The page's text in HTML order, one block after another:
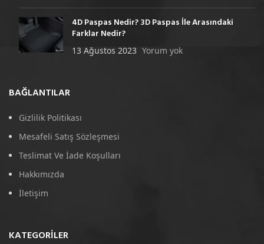
4D Paspas Nedir? 3D Paspas İle Arasındaki
Farklar Nedir?
13 Ağustos 2023 Yorum yok
BAĞLANTILAR
Gizlilik Politikası
Mesafeli Satış Sözleşmesi
Teslimat Ve İade Koşulları
Hakkımızda
İletişim
KATEGORILER